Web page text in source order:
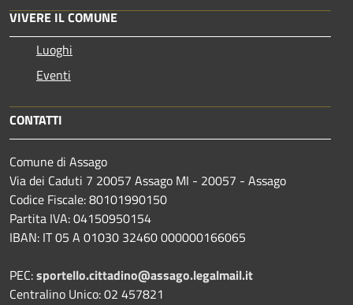
VIVERE IL COMUNE
Luoghi
Eventi
CONTATTI
Comune di Assago
Via dei Caduti 7 20057 Assago MI - 20057 - Assago
Codice Fiscale: 80101990150
Partita IVA: 04150950154
IBAN: IT 05 A 01030 32460 000000166065
PEC:sportello.cittadino@assago.legalmail.it
Centralino Unico: 02 457821